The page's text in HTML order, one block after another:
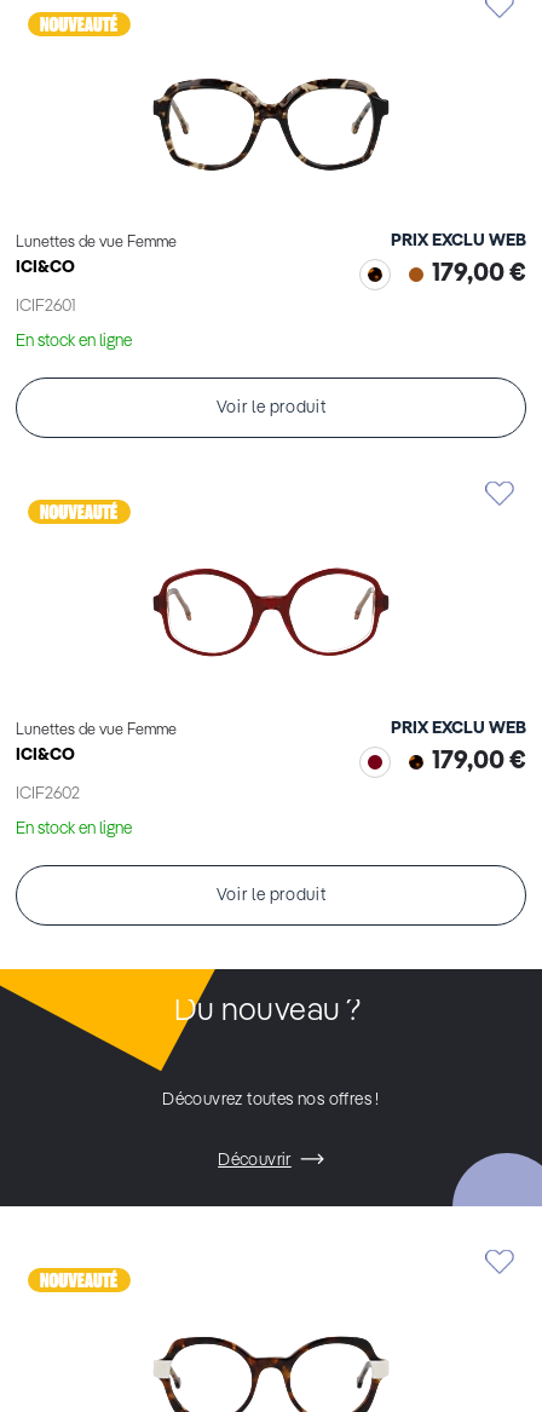
Lunettes de vue Femme
ICI&CO
ICIF2601
PRIX EXCLU WEB
179,00 €
En stock en ligne
Voir le produit
Lunettes de vue Femme
ICI&CO
ICIF2602
PRIX EXCLU WEB
179,00 €
En stock en ligne
Voir le produit
Du nouveau ?
Découvrez toutes nos offres !
Découvrir